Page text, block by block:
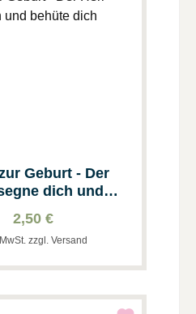
Geburt - Der
dich und
2,50 €
zzgl. Versand